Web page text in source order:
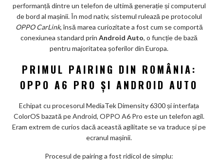
performanță dintre un telefon de ultimă generație și computerul
de bord al mașinii. În mod nativ, sistemul rulează pe protocolul
OPPO CarLink, însă marea curiozitate a fost cum se comportă
conexiunea standard prin Android Auto, o funcție de bază
pentru majoritatea șoferilor din Europa.
PRIMUL PAIRING DIN ROMÂNIA:
OPPO A6 PRO ȘI ANDROID AUTO
Echipat cu procesorul MediaTek Dimensity 6300 și interfața
ColorOS bazată pe Android, OPPO A6 Pro este un telefon agil.
Eram extrem de curios dacă această agilitate se va traduce și pe
ecranul mașinii.
Procesul de pairing a fost ridicol de simplu: